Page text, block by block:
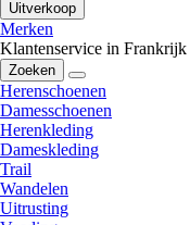
Uitverkoop
Merken
Klantenservice in Frankrijk
Zoeken
Herenschoenen
Damesschoenen
Herenkleding
Dameskleding
Trail
Wandelen
Uitrusting